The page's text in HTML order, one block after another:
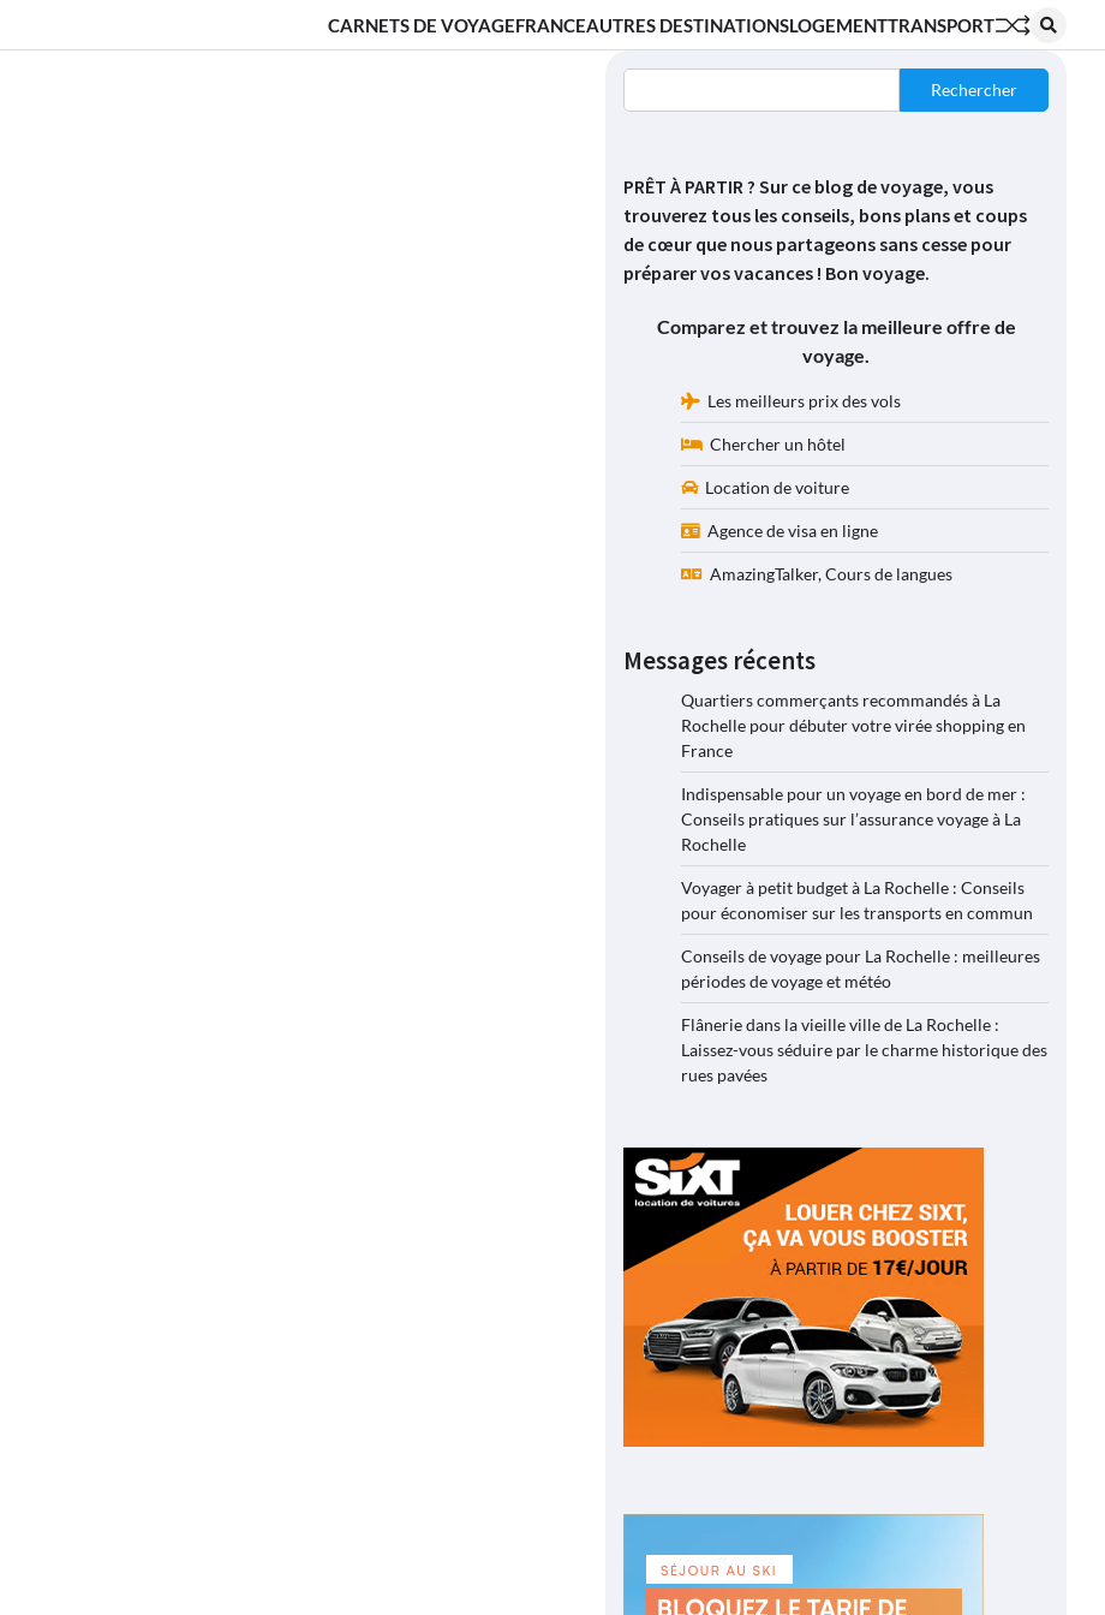
CARNETS DE VOYAGEFRANCEAUTRES DESTINATIONSLOGEMENTTRANSPORT
Rechercher
PRÊT À PARTIR ? Sur ce blog de voyage, vous
trouverez tous les conseils, bons plans et coups
de cœur que nous partageons sans cesse pour
préparer vos vacances ! Bon voyage.
Comparez et trouvez la meilleure offre de
voyage.
Les meilleurs prix des vols
Chercher un hôtel
Location de voiture
Agence de visa en ligne
AmazingTalker, Cours de langues
Messages récents
Quartiers commerçants recommandés à La
Rochelle pour débuter votre virée shopping en
France
Indispensable pour un voyage en bord de mer :
Conseils pratiques sur l’assurance voyage à La
Rochelle
Voyager à petit budget à La Rochelle : Conseils
pour économiser sur les transports en commun
Conseils de voyage pour La Rochelle : meilleures
périodes de voyage et météo
Flânerie dans la vieille ville de La Rochelle :
Laissez-vous séduire par le charme historique des
rues pavées